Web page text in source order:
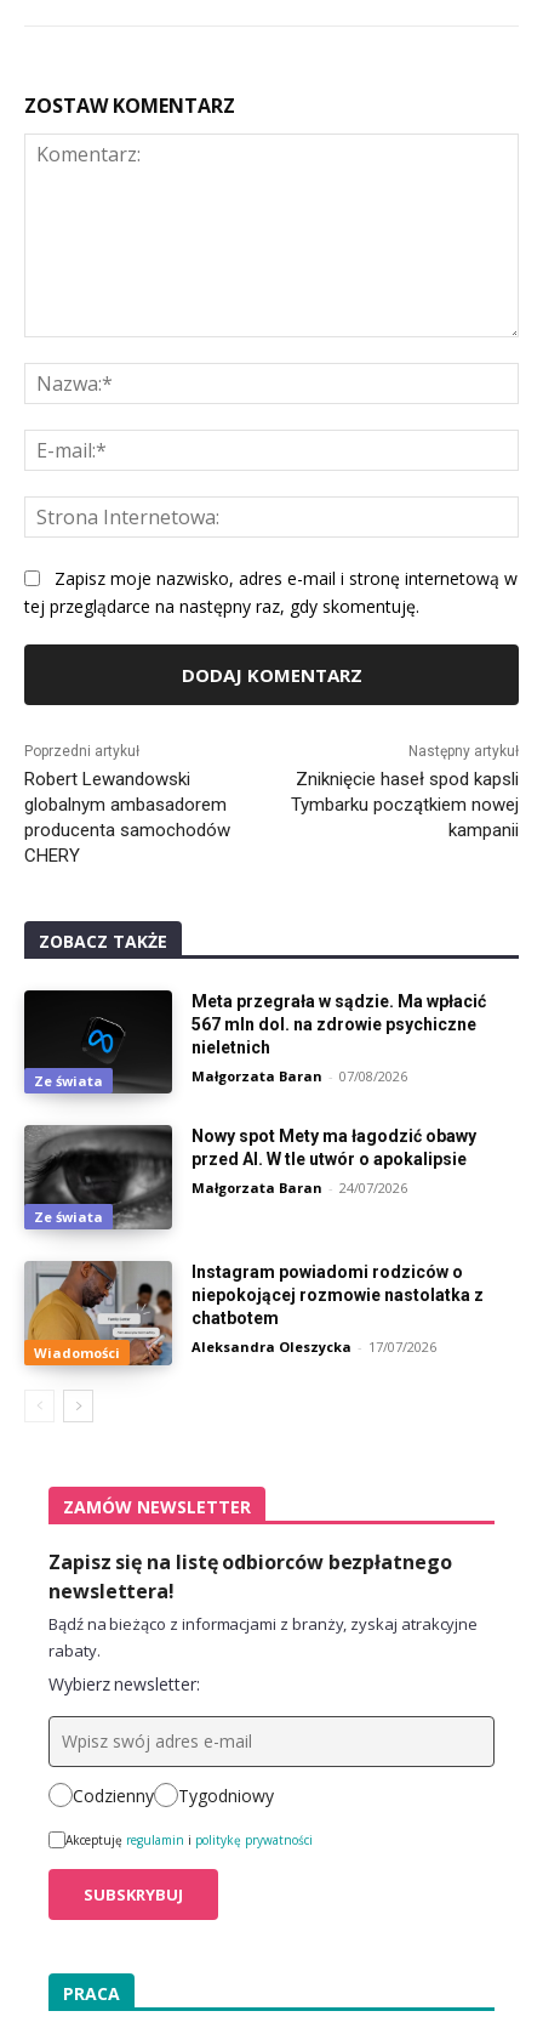
ZOSTAW KOMENTARZ
Zapisz moje nazwisko, adres e-mail i stronę internetową w
tej przeglądarce na następny raz, gdy skomentuję.
Poprzedni artykuł
Robert Lewandowski
globalnym ambasadorem
producenta samochodów
CHERY
Następny artykuł
Zniknięcie haseł spod kapsli
Tymbarku początkiem nowej
kampanii
ZOBACZ TAKŻE
Ze świata
Meta przegrała w sądzie. Ma wpłacić
567 mln dol. na zdrowie psychiczne
nieletnich
Małgorzata Baran - 07/08/2026
Ze świata
Nowy spot Mety ma łagodzić obawy
przed AI. W tle utwór o apokalipsie
Małgorzata Baran - 24/07/2026
Wiadomości
Instagram powiadomi rodziców o
niepokojącej rozmowie nastolatka z
chatbotem
Aleksandra Oleszycka - 17/07/2026
ZAMÓW NEWSLETTER
Zapisz się na listę odbiorców bezpłatnego
newslettera!
Bądź na bieżąco z informacjami z branży, zyskaj atrakcyjne
rabaty.
Wybierz newsletter:
Codzienny Tygodniowy
Akceptuję regulamin i politykę prywatności
PRACA